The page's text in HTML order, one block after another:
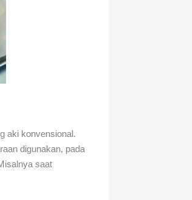
aki konvensional.
digunakan, pada
saat